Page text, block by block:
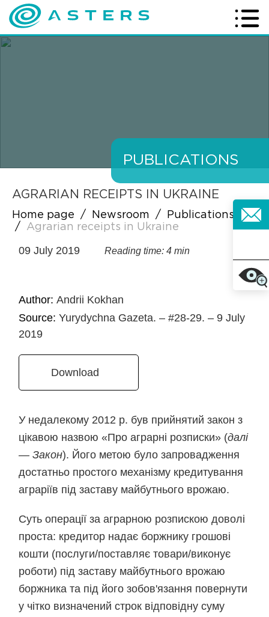
PUBLICATIONS
AGRARIAN RECEIPTS IN UKRAINE
Home page / Newsroom /
Publications
/
Agrarian receipts in Ukraine
09 July 2019 Reading time: 4 min
Author:Andrii Kokhan
Source:Yurydychna Gazeta. – #28-29. – 9 July
2019
Download
У недалекому 2012 р. був прийнятий закон з
цікавою назвою «Про аграрні розписки» (далі
— Закон). Його метою було запровадження
достатньо простого механізму кредитування
аграріїв під заставу майбутнього врожаю.
Суть операції за аграрною розпискою доволі
проста: кредитор надає боржнику грошові
кошти (послуги/поставляє товари/виконує
роботи) під заставу майбутнього врожаю
боржника та під його зобов'язання повернути
у чітко визначений строк відповідну суму